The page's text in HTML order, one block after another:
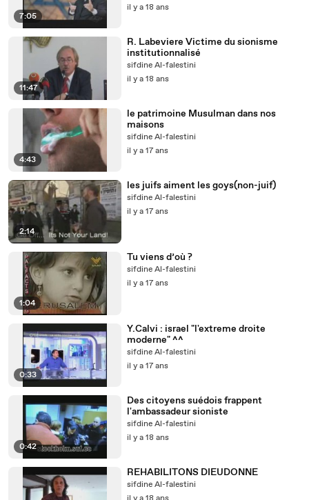
7:05
il y a 18 ans
11:47
R. Labeviere Victime du sionisme
institutionnalisé
sifdine Al-falestini
il y a 18 ans
4:43
le patrimoine Musulman dans nos
maisons
sifdine Al-falestini
il y a 17 ans
2:14
les juifs aiment les goys(non-juif)
sifdine Al-falestini
il y a 17 ans
1:04
Tu viens d’où ?
sifdine Al-falestini
il y a 17 ans
0:33
Y.Calvi : israel "l'extreme droite
moderne" ^^
sifdine Al-falestini
il y a 17 ans
0:42
Des citoyens suédois frappent
l'ambassadeur sioniste
sifdine Al-falestini
il y a 18 ans
REHABILITONS DIEUDONNE
sifdine Al-falestini